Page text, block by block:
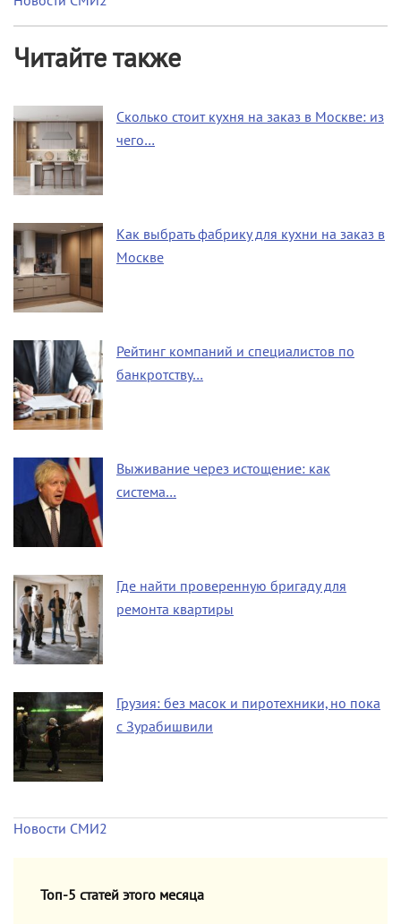
Читайте также
Сколько стоит кухня на заказ в Москве: из
чего…
Как выбрать фабрику для кухни на заказ в
Москве
Рейтинг компаний и специалистов по
банкротству…
Выживание через истощение: как
система…
Где найти проверенную бригаду для
ремонта квартиры
Грузия: без масок и пиротехники, но пока
с Зурабишвили
Новости СМИ2
Топ-5 статей этого месяца